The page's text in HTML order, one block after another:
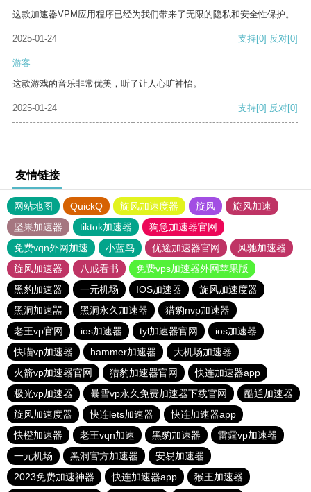
这款加速器VPM应用程序已经为我们带来了无限的隐私和安全性保护。
2025-01-24 支持[0] 反对[0]
游客
这款游戏的音乐非常优美，听了让人心旷神怡。
2025-01-24 支持[0] 反对[0]
友情链接
网站地图 QuickQ 旋风加速度器 旋风
旋风加速
坚果加速器
tiktok加速器
狗急加速器官网
免费vqn外网加速
小蓝鸟 优途加速器官网
风驰加速器
旋风加速器
八戒看书
免费vps加速器外网苹果版
黑豹加速器
一元机场 IOS加速器
旋风加速度器
黑洞加速噐
黑洞永久加速器
猎豹nvp加速器
老王vp官网
ios加速器 tyl加速器官网
ios加速器
快喵vp加速器
hammer加速器
大机场加速器
火箭vp加速器官网
猎豹加速器官网
快连加速器app
极光vp加速器
暴雪vp永久免费加速器下载官网
酷通加速器
旋风加速度器
快连lets加速器
快连加速器app
快橙加速器
老王vqn加速 黑豹加速器
雷霆vp加速器
一元机场
黑洞官方加速器
安易加速器
2023免费加速神器
快连加速器app 猴王加速器